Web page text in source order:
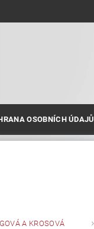
OSOBNÍCH ÚDAJŮ
A KROSOVÁ